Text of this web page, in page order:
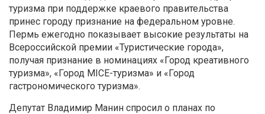
туризма при поддержке краевого правительства
принес городу признание на федеральном уровне.
Пермь ежегодно показывает высокие результаты на
Всероссийской премии «Туристические города»,
получая признание в номинациях «Город креативного
туризма», «Город MICE-туризма» и «Город
гастрономического туризма».
Депутат Владимир Манин спросил о планах по